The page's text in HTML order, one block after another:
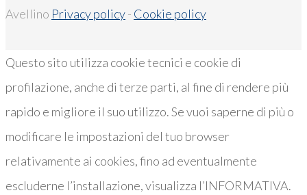
Avellino Privacy policy- Cookie policy
Questo sito utilizza cookie tecnici e cookie di
profilazione, anche di terze parti, al fine di rendere più
rapido e migliore il suo utilizzo. Se vuoi saperne di più o
modificare le impostazioni del tuo browser
relativamente ai cookies, fino ad eventualmente
escluderne l’installazione, visualizza l’INFORMATIVA.